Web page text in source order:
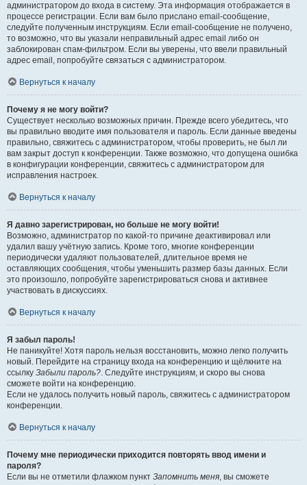
администратором до входа в систему. Эта информация отображается в
процессе регистрации. Если вам было прислано email-сообщение,
следуйте полученным инструкциям. Если email-сообщение не получено,
то возможно, что вы указали неправильный адрес email либо он
заблокирован спам-фильтром. Если вы уверены, что ввели правильный
адрес email, попробуйте связаться с администратором.
Вернуться к началу
Почему я не могу войти?
Существует несколько возможных причин. Прежде всего убедитесь, что
вы правильно вводите имя пользователя и пароль. Если данные введены
правильно, свяжитесь с администратором, чтобы проверить, не был ли
вам закрыт доступ к конференции. Также возможно, что допущена ошибка
в конфигурации конференции, свяжитесь с администратором для
исправления настроек.
Вернуться к началу
Я давно зарегистрирован, но больше не могу войти!
Возможно, администратор по какой-то причине деактивировал или
удалил вашу учётную запись. Кроме того, многие конференции
периодически удаляют пользователей, длительное время не
оставляющих сообщения, чтобы уменьшить размер базы данных. Если
это произошло, попробуйте зарегистрироваться снова и активнее
участвовать в дискуссиях.
Вернуться к началу
Я забыл пароль!
Не паникуйте! Хотя пароль нельзя восстановить, можно легко получить
новый. Перейдите на страницу входа на конференцию и щёлкните на
ссылку Забыли пароль?. Следуйте инструкциям, и скоро вы снова
сможете войти на конференцию.
Если не удалось получить новый пароль, свяжитесь с администратором
конференции.
Вернуться к началу
Почему мне периодически приходится повторять ввод имени и
пароля?
Если вы не отметили флажком пункт Запомнить меня, вы сможете